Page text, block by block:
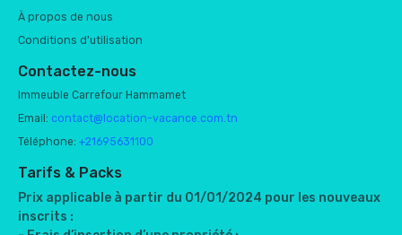
À propos de nous
Conditions d'utilisation
Contactez-nous
Immeuble Carrefour Hammamet
Email: contact@location-vacance.com.tn
Téléphone: +21695631100
Tarifs & Packs
Prix applicable à partir du 01/01/2024 pour les nouveaux
inscrits :